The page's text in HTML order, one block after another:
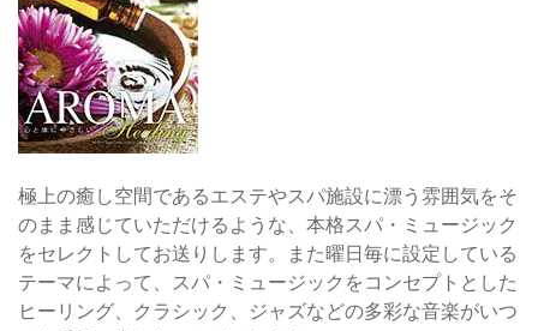
極上の癒し空間であるエステやスパ施設に漂う雰囲気をそ
のまま感じていただけるような、本格スパ・ミュージック
をセレクトしてお送りします。また曜日毎に設定している
テーマによって、スパ・ミュージックをコンセプトとした
ヒーリング、クラシック、ジャズなどの多彩な音楽がいつ